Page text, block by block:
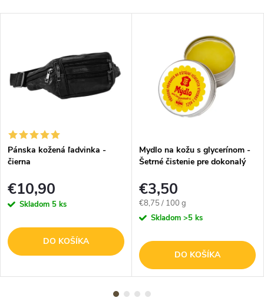
Pánska kožená ľadvinka -
čierna
€10,90
Skladom 5 ks
DO KOŠÍKA
Mydlo na kožu s glycerínom -
Šetrné čistenie pre dokonalý
€3,50
Jednotková
cena:
€8,75 / 100 g
Skladom >5 ks
DO KOŠÍKA